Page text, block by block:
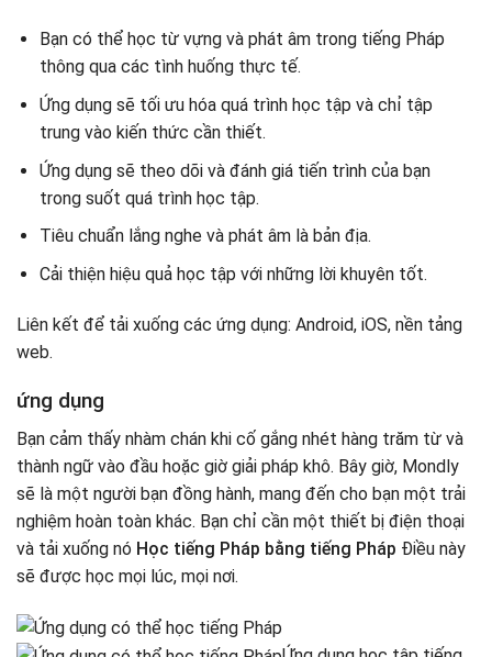
Bạn có thể học từ vựng và phát âm trong tiếng Pháp
thông qua các tình huống thực tế.
Ứng dụng sẽ tối ưu hóa quá trình học tập và chỉ tập
trung vào kiến ​​thức cần thiết.
Ứng dụng sẽ theo dõi và đánh giá tiến trình của bạn
trong suốt quá trình học tập.
Tiêu chuẩn lắng nghe và phát âm là bản địa.
Cải thiện hiệu quả học tập với những lời khuyên tốt.
Liên kết để tải xuống các ứng dụng: Android, iOS, nền tảng
web.
ứng dụng
Bạn cảm thấy nhàm chán khi cố gắng nhét hàng trăm từ và
thành ngữ vào đầu hoặc giờ giải pháp khô. Bây giờ, Mondly
sẽ là một người bạn đồng hành, mang đến cho bạn một trải
nghiệm hoàn toàn khác. Bạn chỉ cần một thiết bị điện thoại
và tải xuống nó Học tiếng Pháp bằng tiếng Pháp Điều này
sẽ được học mọi lúc, mọi nơi.